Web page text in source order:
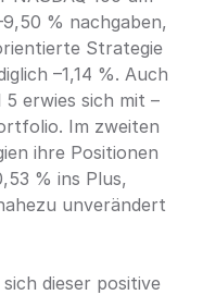
% nachgaben,
Strategie
–1,14 %. Auch
erwies sich mit –
Im zweiten
ihre Positionen
% ins Plus,
unverändert
dieser positive